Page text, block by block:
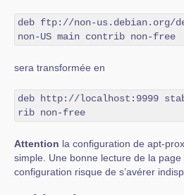
deb ftp://non-us.debian.org/
non-US main contrib non-free
sera transformée en
deb http://localhost:9999
rib non-free
Attention la configuration de apt-
simple. Une bonne lecture de la
configuration risque de s’avérer